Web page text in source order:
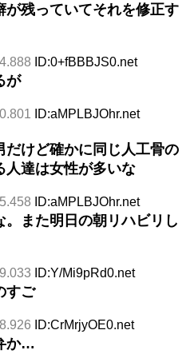
が残っていてそれを修正す
ID:0+fBBBJS0.net
が
ID:aMPLBJOhr.net
だけど確かに同じ人工骨の
人達は女性が多いな
ID:aMPLBJOhr.net
また明日の朝リハビリし
ID:Y/Mi9pRd0.net
すご
ID:CrMrjyOE0.net
か…